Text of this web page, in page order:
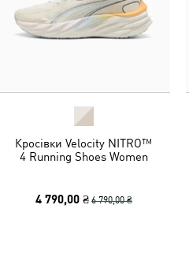
Кросівки Velocity NITRO™
4 Running Shoes Women
4 790,00 ₴ 6 790,00 ₴